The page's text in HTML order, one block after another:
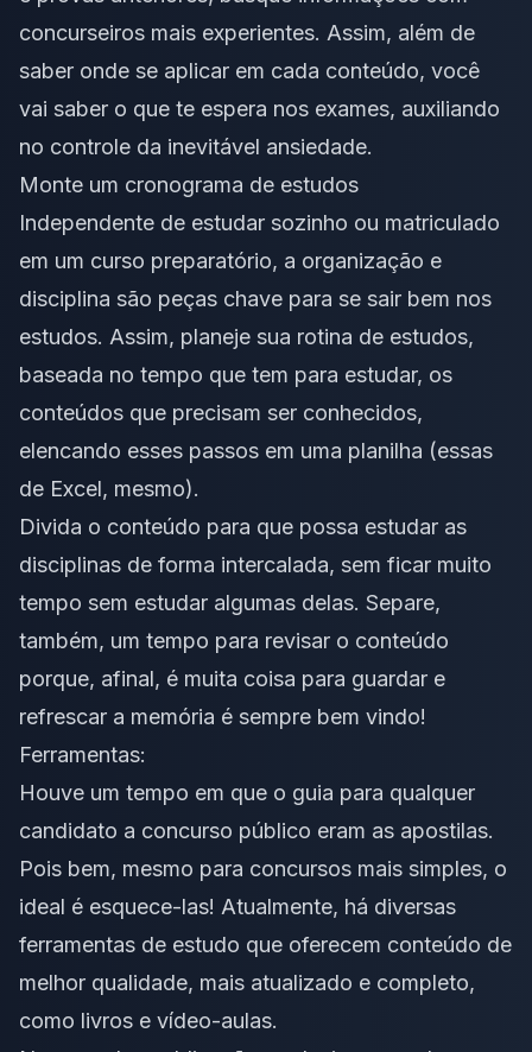
concurseiros mais experientes. Assim, além de
saber onde se aplicar em cada conteúdo, você
vai saber o que te espera nos exames, auxiliando
no controle da inevitável ansiedade.
Monte um cronograma de estudos
Independente de estudar sozinho ou matriculado
em um curso preparatório, a organização e
disciplina são peças chave para se sair bem nos
estudos. Assim, planeje sua rotina de estudos,
baseada no tempo que tem para estudar, os
conteúdos que precisam ser conhecidos,
elencando esses passos em uma planilha (essas
de Excel, mesmo).
Divida o conteúdo para que possa estudar as
disciplinas de forma intercalada, sem ficar muito
tempo sem estudar algumas delas. Separe,
também, um tempo para revisar o conteúdo
porque, afinal, é muita coisa para guardar e
refrescar a memória é sempre bem vindo!
Ferramentas:
Houve um tempo em que o guia para qualquer
candidato a concurso público eram as apostilas.
Pois bem, mesmo para concursos mais simples, o
ideal é esquece-las! Atualmente, há diversas
ferramentas de estudo que oferecem conteúdo de
melhor qualidade, mais atualizado e completo,
como livros e vídeo-aulas.